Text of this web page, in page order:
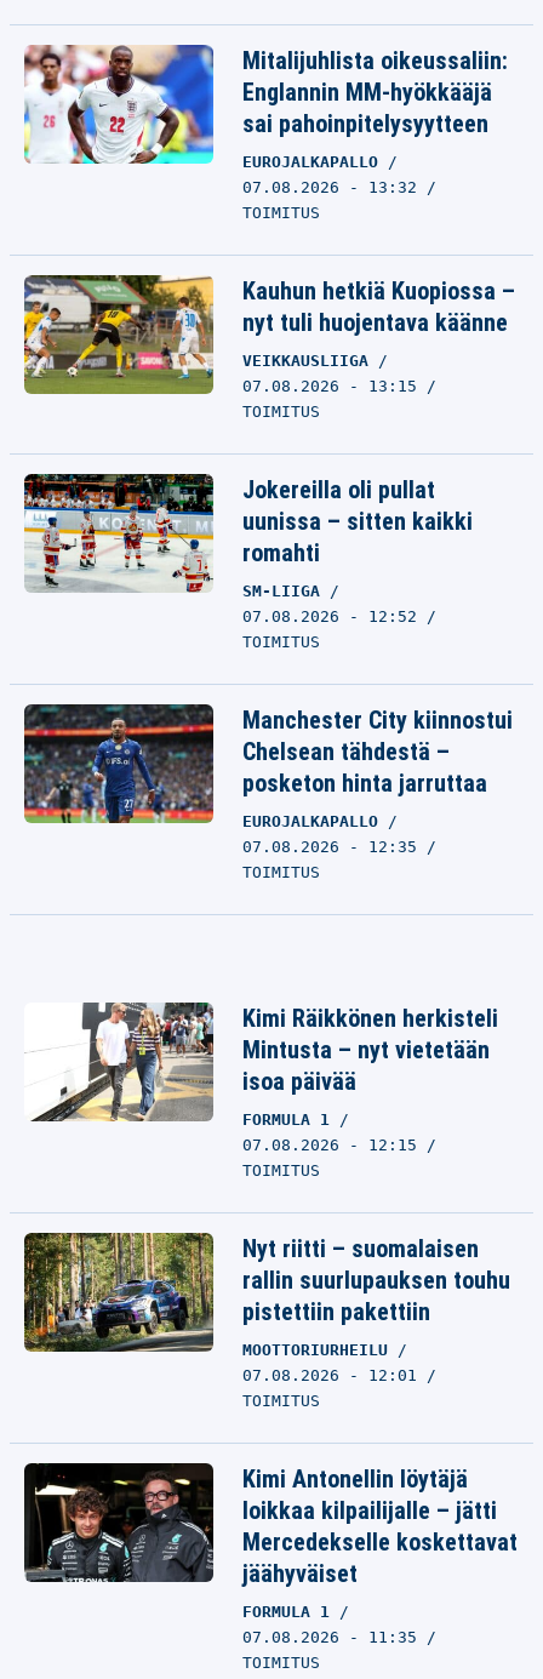
Mitalijuhlista oikeussaliin:
Englannin MM-hyökkääjä
sai pahoinpitelysyytteen
EUROJALKAPALLO
07.08.2026 - 13:32
TOIMITUS
Kauhun hetkiä Kuopiossa –
nyt tuli huojentava käänne
VEIKKAUSLIIGA
07.08.2026 - 13:15
TOIMITUS
Jokereilla oli pullat
uunissa – sitten kaikki
romahti
SM-LIIGA
07.08.2026 - 12:52
TOIMITUS
Manchester City kiinnostui
Chelsean tähdestä –
posketon hinta jarruttaa
EUROJALKAPALLO
07.08.2026 - 12:35
TOIMITUS
Kimi Räikkönen herkisteli
Mintusta – nyt vietetään
isoa päivää
FORMULA 1
07.08.2026 - 12:15
TOIMITUS
Nyt riitti – suomalaisen
rallin suurlupauksen touhu
pistettiin pakettiin
MOOTTORIURHEILU
07.08.2026 - 12:01
TOIMITUS
Kimi Antonellin löytäjä
loikkaa kilpailijalle – jätti
Mercedekselle koskettavat
jäähyväiset
FORMULA 1
07.08.2026 - 11:35
TOIMITUS